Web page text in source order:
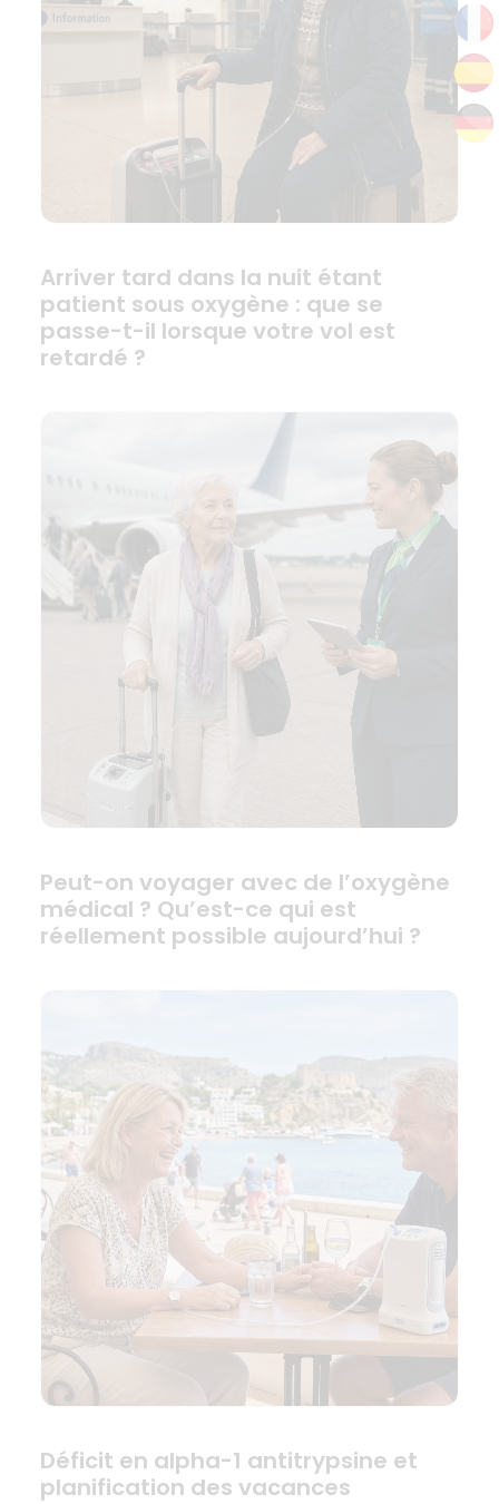
Arriver tard dans la nuit étant
patient sous oxygène : que se
passe-t-il lorsque votre vol est
retardé ?
Peut-on voyager avec de l’oxygène
médical ? Qu’est-ce qui est
réellement possible aujourd’hui ?
Déficit en alpha-1 antitrypsine et
planification des vacances